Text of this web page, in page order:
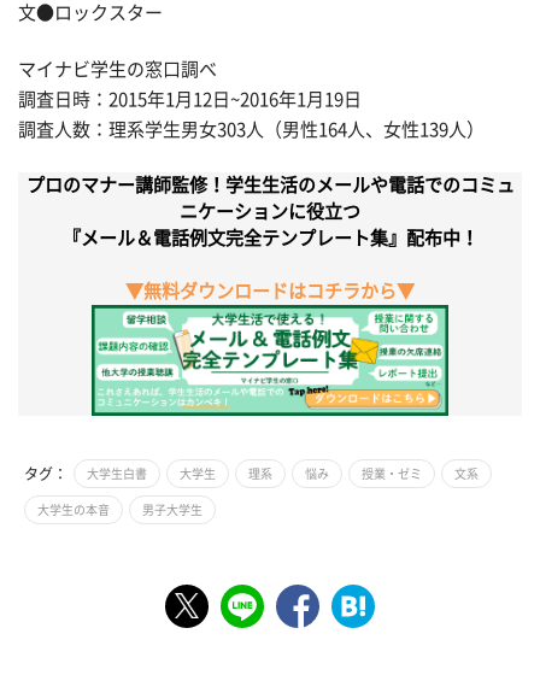
文●ロックスター
マイナビ学生の窓口調べ
調査日時：2015年1月12日~2016年1月19日
調査人数：理系学生男女303人（男性164人、女性139人）
プロのマナー講師監修！学生生活のメールや電話でのコミュ
ニケーションに役立つ
『メール＆電話例文完全テンプレート集』配布中！
▼無料ダウンロードはコチラから▼
タグ： 大学生白書 大学生 理系 悩み 授業・ゼミ 文系
大学生の本音 男子大学生